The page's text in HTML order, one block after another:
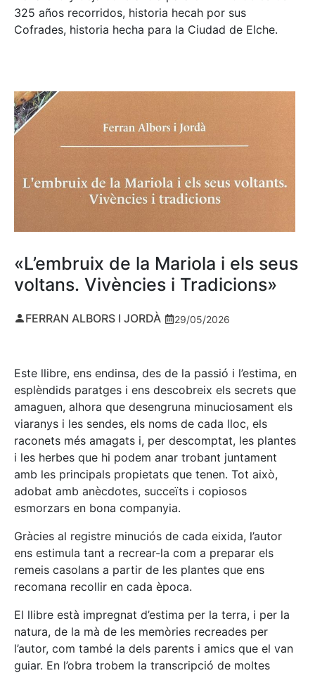
325 años recorridos, historia hecah por sus
Cofrades, historia hecha para la Ciudad de Elche.
«L’embruix de la Mariola i els seus
voltans. Vivències i Tradicions»
FERRAN ALBORS I JORDÀ 29/05/2026
Este llibre, ens endinsa, des de la passió i l’estima, en
esplèndids paratges i ens descobreix els secrets que
amaguen, alhora que desengruna minuciosament els
viaranys i les sendes, els noms de cada lloc, els
raconets més amagats i, per descomptat, les plantes
i les herbes que hi podem anar trobant juntament
amb les principals propietats que tenen. Tot això,
adobat amb anècdotes, succeïts i copiosos
esmorzars en bona companyia.
Gràcies al registre minuciós de cada eixida, l’autor
ens estimula tant a recrear-la com a preparar els
remeis casolans a partir de les plantes que ens
recomana recollir en cada època.
El llibre està impregnat d’estima per la terra, i per la
natura, de la mà de les memòries recreades per
l’autor, com també la dels parents i amics que el van
guiar. En l’obra trobem la transcripció de moltes